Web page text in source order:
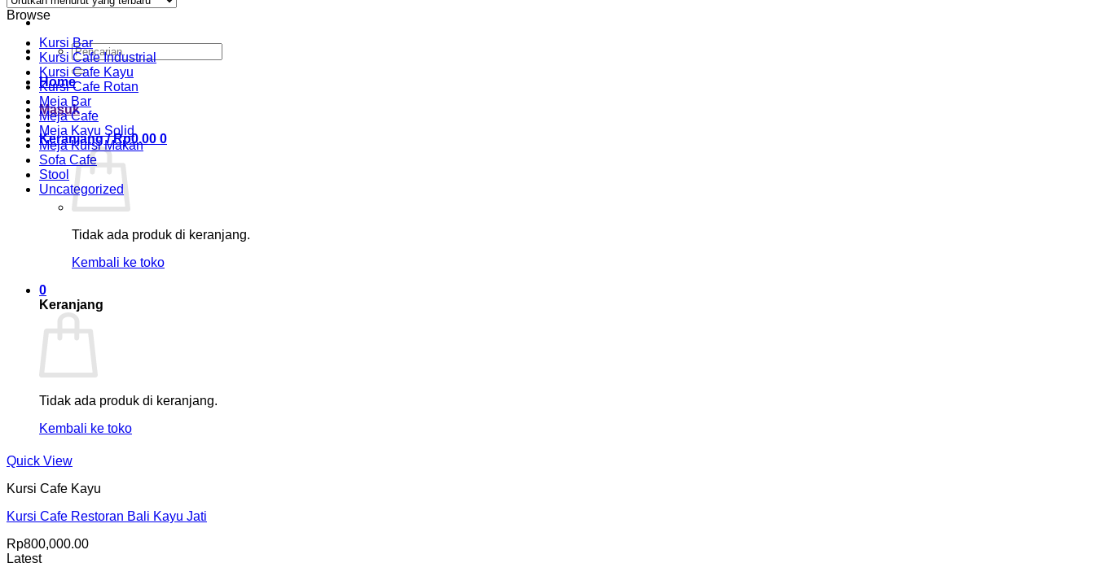
Pencarian
untuk:
Home
Masuk
Keranjang /Rp0.00 0
Tidak ada produk di keranjang.
Kembali ke toko
0
Keranjang
Tidak ada produk di keranjang.
Kembali ke toko
Browse
Kursi Bar
Kursi Cafe Industrial
Kursi Cafe Kayu
Kursi Cafe Rotan
Meja Bar
Meja Cafe
Meja Kayu Solid
Meja Kursi Makan
Sofa Cafe
Stool
Uncategorized
Quick View
Kursi Cafe Kayu
Kursi Cafe Restoran Bali Kayu Jati
Rp800,000.00
Latest